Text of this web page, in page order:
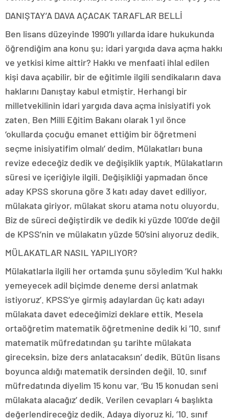
DANIŞTAY’A DAVA AÇACAK TARAFLAR BELLİ
Ben lisans düzeyinde 1990’lı yıllarda idare hukukunda
öğrendiğim ana konu şu; idari yargıda dava açma hakkı
ve yetkisi kime aittir? Hakkı ve menfaati ihlal edilen
kişi dava açabilir, bir de eğitimle ilgili sendikaların dava
haklarını Danıştay kabul etmiştir. Herhangi bir
milletvekilinin idari yargıda dava açma inisiyatifi yok
zaten. Ben Milli Eğitim Bakanı olarak 1 yıl önce
‘okullarda çocuğu emanet ettiğim bir öğretmeni
seçme inisiyatifim olmalı’ dedim. Mülakatları buna
revize edeceğiz dedik ve değişiklik yaptık. Mülakatların
süresi ve içeriğiyle ilgili. Değişikliği yapmadan önce
aday KPSS skoruna göre 3 katı aday davet ediliyor,
mülakata giriyor, mülakat skoru atama notu oluyordu.
Biz de süreci değiştirdik ve dedik ki yüzde 100’de değil
de KPSS’nin ve mülakatın yüzde 50’sini alıyoruz dedik.
MÜLAKATLAR NASIL YAPILIYOR?
Mülakatlarla ilgili her ortamda şunu söyledim ‘Kul hakkı
yemeyecek adil biçimde deneme dersi anlatmak
istiyoruz’. KPSS’ye girmiş adaylardan üç katı adayı
mülakata davet edeceğimizi deklare ettik. Mesela
ortaöğretim matematik öğretmenine dedik ki ’10. sınıf
matematik müfredatından şu tarihte mülakata
gireceksin, bize ders anlatacaksın’ dedik. Bütün lisans
boyunca aldığı matematik dersinden değil. 10. sınıf
müfredatında diyelim 15 konu var. ‘Bu 15 konudan seni
mülakata alacağız’ dedik. Verilen cevapları 4 başlıkta
değerlendireceğiz dedik. Adaya diyoruz ki, ’10. sınıf